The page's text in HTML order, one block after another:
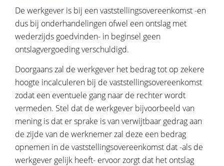
De werkgever is bij een vaststellingsovereenkomst -en
dus bij onderhandelingen ofwel een ontslag met
wederzijds goedvinden- in beginsel geen
ontslagvergoeding verschuldigd.
Doorgaans zal de werkgever het bedrag tot op zekere
hoogte incalculeren bij de vaststellingsovereenkomst
zodat een eventuele gang naar de rechter wordt
vermeden. Stel dat de werkgever bijvoorbeeld van
mening is dat er sprake is van verwijtbaar gedrag aan
de zijde van de werknemer zal deze een bedrag
opnemen in de vaststellingsovereenkomst dat -als de
werkgever gelijk heeft- ervoor zorgt dat het ontslag